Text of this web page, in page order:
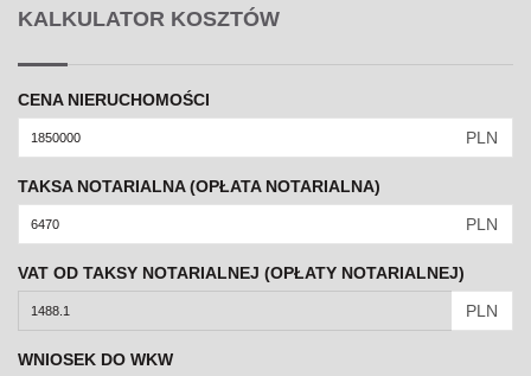
KALKULATOR KOSZTÓW
CENA NIERUCHOMOŚCI
PLN
TAKSA NOTARIALNA (OPŁATA NOTARIALNA)
PLN
VAT OD TAKSY NOTARIALNEJ (OPŁATY NOTARIALNEJ)
PLN
WNIOSEK DO WKW